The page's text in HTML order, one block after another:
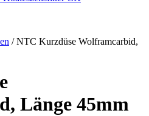
/ NTC Kurzdüse Wolframcarbid,
Länge 45mm